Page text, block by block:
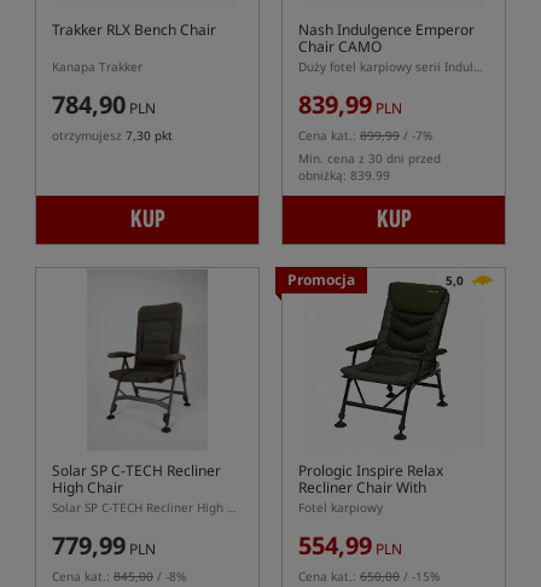
Trakker RLX Bench Chair
Kanapa Trakker
784,90 PLN
otrzymujesz 7,30 pkt
KUP
Nash Indulgence Emperor
Chair CAMO
Duży fotel karpiowy serii Indulgence w kolorze kamuflażu
839,99 PLN
Cena kat.: 899,99 / -7%
Min. cena z 30 dni przed
obniżką: 839.99
KUP
Solar SP C-TECH Recliner
High Chair
Solar SP C-TECH Recliner High Chair – regulowane krzesło karpiowe z wysokim oparciem
779,99 PLN
Cena kat.: 845,00 / -8%
Promocja 5,0
Prologic Inspire Relax
Recliner Chair With
Armrests
Fotel karpiowy
554,99 PLN
Cena kat.: 650,00 / -15%